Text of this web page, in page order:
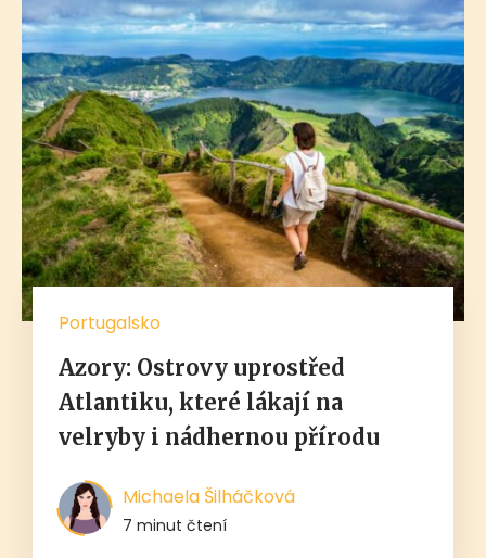
Portugalsko
Azory: Ostrovy uprostřed
Atlantiku, které lákají na
velryby i nádhernou přírodu
Michaela Šilháčková
7 minut čtení